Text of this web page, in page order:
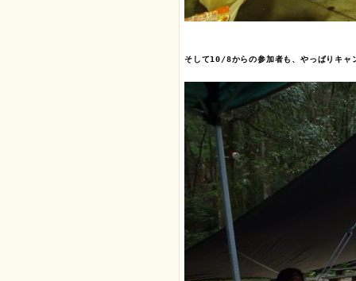
そして10/8からの参加者も、やっぱりキャ